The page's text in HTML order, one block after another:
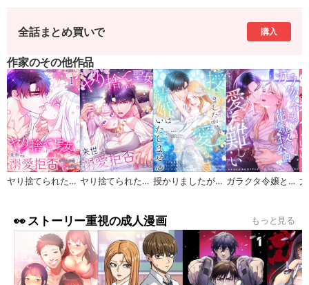
全話まとめ買いで 購入
作家のその他作品
ヤり捨てられた聖女は、来世では溺愛拒否することを誓います【分冊版】 ヤり捨てられた聖女は、来世では溺愛拒否することを誓います【タテヨミ】 授かりましたが、愛なき結婚はいたしません【タテヨミ】 ガラクタ令嬢と花嫁殺し公爵に、愛は難しい。【タテヨミ】
👀 ストーリー重視の成人漫画 もっと見る